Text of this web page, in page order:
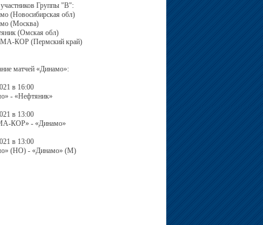
Группы "В":
(Новосибирская обл)
(Москва)
(Омская обл)
КОР (Пермский край)
матчей «Динамо»:
в 16:00
- «Нефтяник»
в 13:00
КОР» - «Динамо»
в 13:00
(НО) - «Динамо» (М)